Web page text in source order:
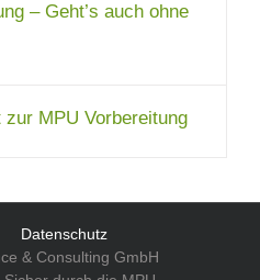
– Geht’s auch ohne
MPU Vorbereitung
Datenschutz
& Consulting GmbH